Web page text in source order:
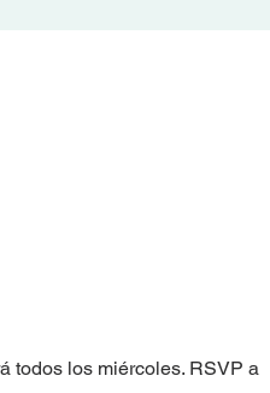
todos los miércoles. RSVP a